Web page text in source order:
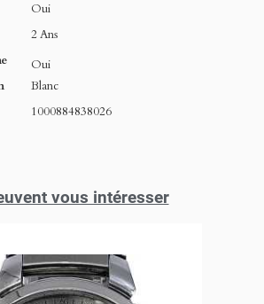
Oui
2 Ans
Oui
Blanc
1000884838026
vous intéresser